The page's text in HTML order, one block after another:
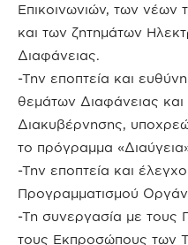
Επικοινωνιών, των νέων
και των ζητημάτων
Διαφάνειας.
-Την εποπτεία και
θεμάτων Διαφάνειας και
Διακυβέρνησης,
το πρόγραμμα
-Την εποπτεία και
Προγραμματισμού
-Τη συνεργασία με τους
τους Εκπροσώπους των